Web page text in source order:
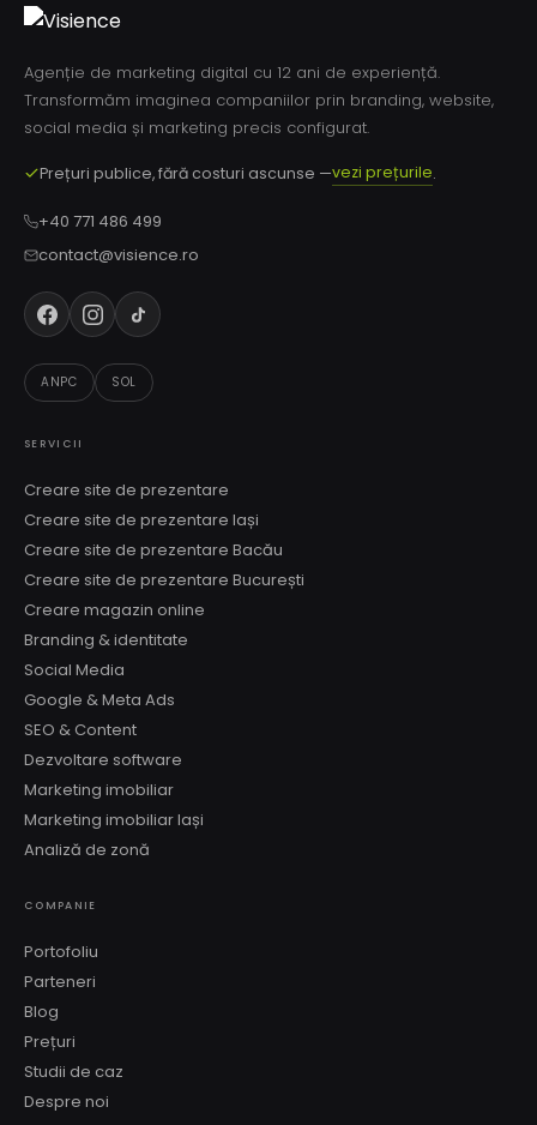
Agenție de marketing digital cu 12 ani de experiență.
Transformăm imaginea companiilor prin branding, website,
social media și marketing precis configurat.
Prețuri publice, fără costuri ascunse —vezi prețurile.
+40 771 486 499
contact@visience.ro
ANPC SOL
SERVICII
Creare site de prezentare
Creare site de prezentare Iași
Creare site de prezentare Bacău
Creare site de prezentare București
Creare magazin online
Branding & identitate
Social Media
Google & Meta Ads
SEO & Content
Dezvoltare software
Marketing imobiliar
Marketing imobiliar Iași
Analiză de zonă
COMPANIE
Portofoliu
Parteneri
Blog
Prețuri
Studii de caz
Despre noi